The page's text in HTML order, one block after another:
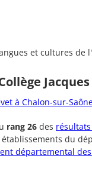
et cultures de
à Chalon-sur-
rang 26 des
établissements du
départemental